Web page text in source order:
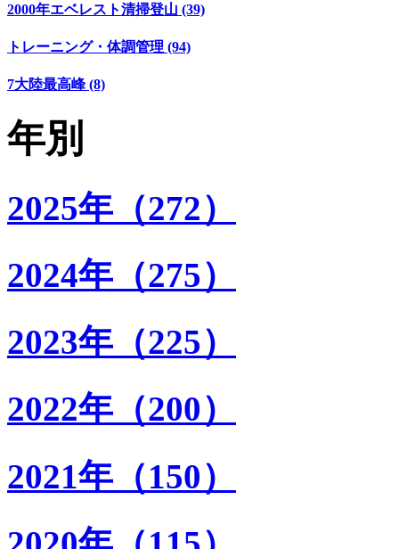
2000年エベレスト清掃登山 (39)
トレーニング・体調管理 (94)
7大陸最高峰 (8)
年別
2025年（272）
2024年（275）
2023年（225）
2022年（200）
2021年（150）